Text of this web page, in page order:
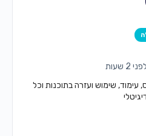
עימוד, שימוש ועזרה בתוכנות וכל